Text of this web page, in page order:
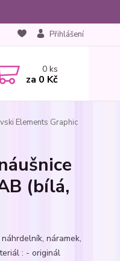
Přihlášení
0ks
za 0 Kč
Elements Graphic
(bílá,
náramek,
: - originál